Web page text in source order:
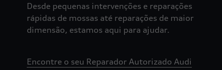
Desde pequenas intervenções e reparações
rápidas de mossas até reparações de maior
dimensão, estamos aqui para ajudar.
Encontre o seu Reparador Autorizado Audi